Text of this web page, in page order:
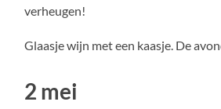
verheugen!
Glaasje wijn met een kaasje. De
2 mei